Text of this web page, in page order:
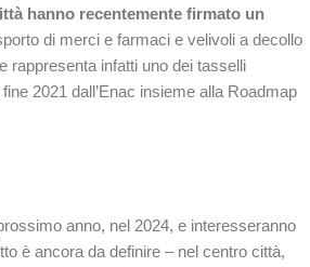
hanno recentemente firmato un
di merci e farmaci e velivoli a decollo
rappresenta infatti uno dei tasselli
2021 dall’Enac insieme alla Roadmap
anno, nel 2024, e interesseranno
è ancora da definire – nel centro città,